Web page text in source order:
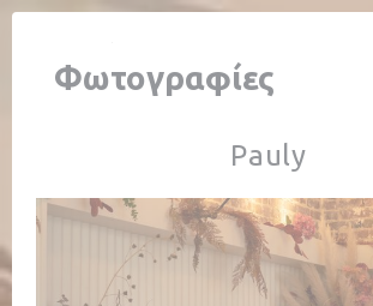
Πίνακας διαχείρισης "Μπισκότων" (Cookies)
CAFÉ PAULY
Φωτογραφίες
Pauly